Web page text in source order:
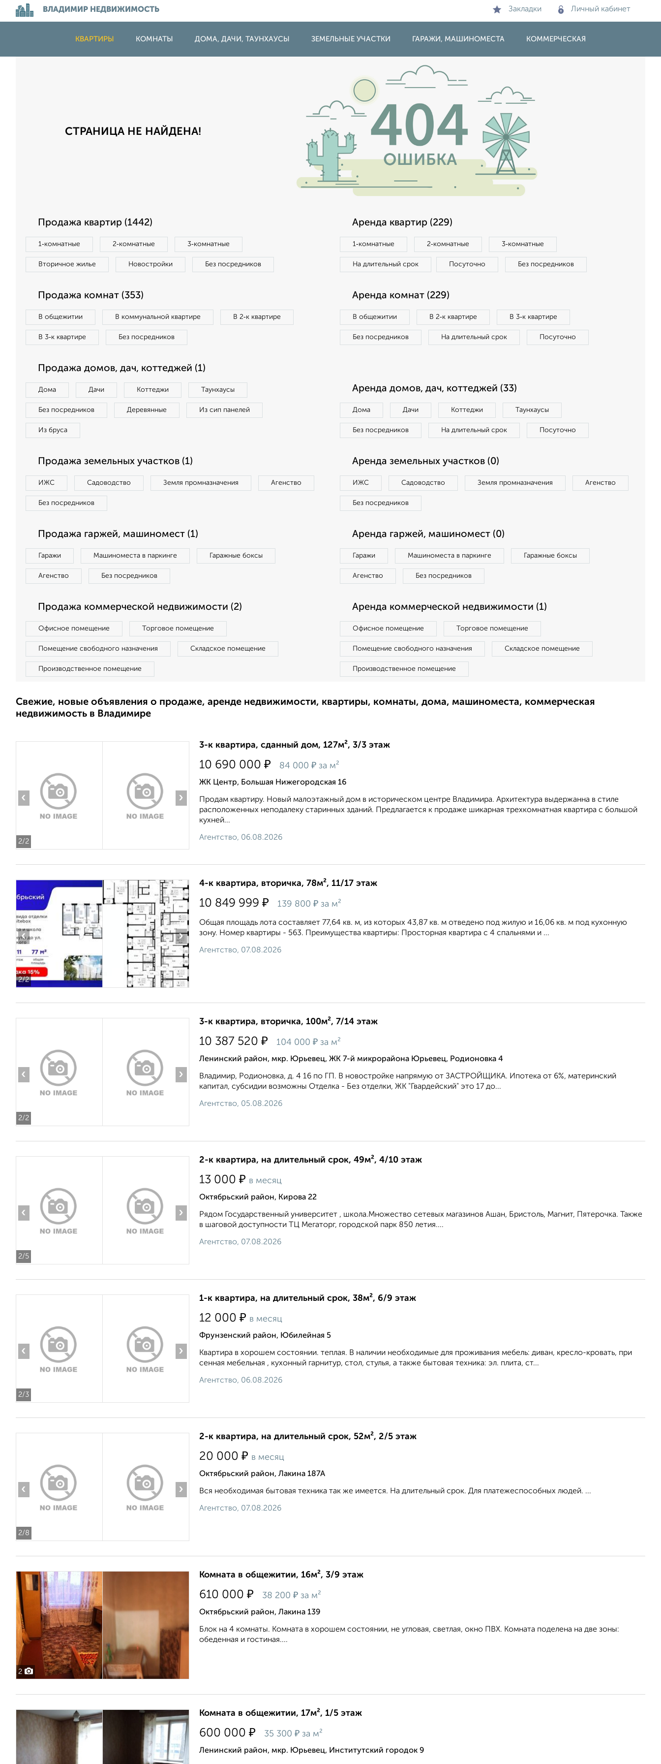
ВЛАДИМИР НЕДВИЖИМОСТЬ Закладки Личный кабинет
КВАРТИРЫ КОМНАТЫ ДОМА, ДАЧИ, ТАУНХАУСЫ ЗЕМЕЛЬНЫЕ УЧАСТКИ ГАРАЖИ, МАШИНОМЕСТА КОММЕРЧЕСКАЯ
СТРАНИЦА НЕ НАЙДЕНА!
Продажа квартир (1442)
1‑комнатные 2‑комнатные 3‑комнатные
Вторичное жилье Новостройки Без посредников
Аренда квартир (229)
1‑комнатные 2‑комнатные 3‑комнатные
На длительный срок Посуточно Без посредников
Продажа комнат (353)
В общежитии В коммунальной квартире В 2‑к квартире
В 3‑к квартире Без посредников
Аренда комнат (229)
В общежитии В 2‑к квартире В 3‑к квартире
Без посредников На длительный срок Посуточно
Продажа домов, дач, коттеджей (1)
Дома Дачи Коттеджи Таунхаусы
Без посредников Деревянные Из сип панелей
Из бруса
Аренда домов, дач, коттеджей (33)
Дома Дачи Коттеджи Таунхаусы
Без посредников На длительный срок Посуточно
Продажа земельных участков (1)
ИЖС Садоводство Земля промназначения Агенство
Без посредников
Аренда земельных участков (0)
ИЖС Садоводство Земля промназначения Агенство
Без посредников
Продажа гаржей, машиномест (1)
Гаражи Машиноместа в паркинге Гаражные боксы
Агенство Без посредников
Аренда гаржей, машиномест (0)
Гаражи Машиноместа в паркинге Гаражные боксы
Агенство Без посредников
Продажа коммерческой недвижимости (2)
Офисное помещение Торговое помещение
Помещение свободного назначения Складское помещение
Производственное помещение
Аренда коммерческой недвижимости (1)
Офисное помещение Торговое помещение
Помещение свободного назначения Складское помещение
Производственное помещение
Свежие, новые объявления о продаже, аренде недвижимости, квартиры, комнаты, дома, машиноместа, коммерческая
недвижимость в Владимире
2/2
‹ ›
3-к квартира, сданный дом, 127м², 3/3 этаж
10 690 000 ₽ 84 000 ₽ за м²
ЖК Центр, Большая Нижегородская 16
Продам квартиру. Новый малоэтажный дом в историческом центре Владимира. Архитектура выдержанна в стиле
расположенных неподалеку старинных зданий. Предлагается к продаже шикарная трехкомнатная квартира с большой
кухней...
Агентство, 06.08.2026
2/2
‹ ›
4-к квартира, вторичка, 78м², 11/17 этаж
10 849 999 ₽ 139 800 ₽ за м²
Общая площадь лота составляет 77,64 кв. м, из которых 43,87 кв. м отведено под жилую и 16,06 кв. м под кухонную
зону. Номер квартиры - 563. Преимущества квартиры: Просторная квартира с 4 спальнями и ...
Агентство, 07.08.2026
2/2
‹ ›
3-к квартира, вторичка, 100м², 7/14 этаж
10 387 520 ₽ 104 000 ₽ за м²
Ленинский район, мкр. Юрьевец, ЖК 7-й микрорайона Юрьевец, Родионовка 4
Владимир, Родионовка, д. 4 16 по ГП. В новостройке напрямую от ЗАСТРОЙЩИКА. Ипотека от 6%, материнский
капитал, субсидии возможны Отделка - Без отделки, ЖК "Гвардейский" это 17 до...
Агентство, 05.08.2026
2/5
‹ ›
2-к квартира, на длительный срок, 49м², 4/10 этаж
13 000 ₽ в месяц
Октябрьский район, Кирова 22
Рядом Государственный университет , школа.Множество сетевых магазинов Ашан, Бристоль, Магнит, Пятерочка. Также
в шаговой доступности ТЦ Мегаторг, городской парк 850 летия....
Агентство, 07.08.2026
2/3
‹ ›
1-к квартира, на длительный срок, 38м², 6/9 этаж
12 000 ₽ в месяц
Фрунзенский район, Юбилейная 5
Квартира в хорошем состоянии. теплая. В наличии необходимые для проживания мебель: диван, кресло-кровать, при
сенная мебельная , кухонный гарнитур, стол, стулья, а также бытовая техника: эл. плита, ст...
Агентство, 06.08.2026
2/8
‹ ›
2-к квартира, на длительный срок, 52м², 2/5 этаж
20 000 ₽ в месяц
Октябрьский район, Лакина 187А
Вся необходимая бытовая техника так же имеется. На длительный срок. Для платежеспособных людей. ...
Агентство, 07.08.2026
2
Комната в общежитии, 16м², 3/9 этаж
610 000 ₽ 38 200 ₽ за м²
Октябрьский район, Лакина 139
Блок на 4 комнаты. Комната в хорошем состоянии, не угловая, светлая, окно ПВХ. Комната поделена на две зоны:
обеденная и гостиная....
Комната в общежитии, 17м², 1/5 этаж
600 000 ₽ 35 300 ₽ за м²
Ленинский район, мкр. Юрьевец, Институтский городок 9